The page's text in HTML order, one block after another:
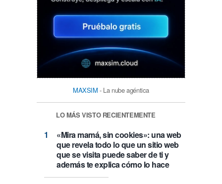
MAXSIM - La nube agéntica
LO MÁS VISTO RECIENTEMENTE
«Mira mamá, sin cookies»: una web
que revela todo lo que un sitio web
que se visita puede saber de ti y
además te explica cómo lo hace